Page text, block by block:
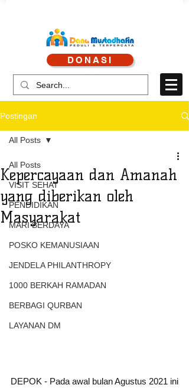
CALL CENTRE : 0878
CALL LAYANAN : 0813
DONASI
Postingan
All Posts
VISIT SEHAT
PENDIDIKAN
MARI BERDAYA
POSKO KEMANUSIAAN
JENDELA PHILANTHROPY
1000 BERKAH RAMADAN
BERBAGI QURBAN
LAYANAN DM
All Posts
Kepercayaan dan Amanah
yang diberikan oleh
Masyarakat
DEPOK - Pada awal bulan Agustus 2021 ini